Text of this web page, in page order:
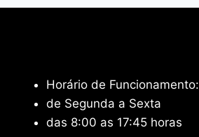
Horário de Funcionamento:
de Segunda a Sexta
das 8:00 as 17:45 horas